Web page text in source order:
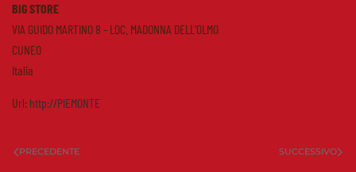
BIG STORE
VIA GUIDO MARTINO 8 - LOC. MADONNA DELL'OLMO
CUNEO
Italia
Url: http://PIEMONTE
PRECEDENTE SUCCESSIVO